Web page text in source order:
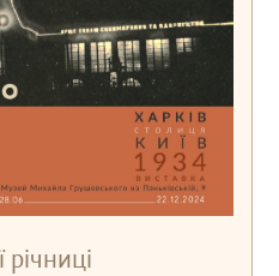
річниці